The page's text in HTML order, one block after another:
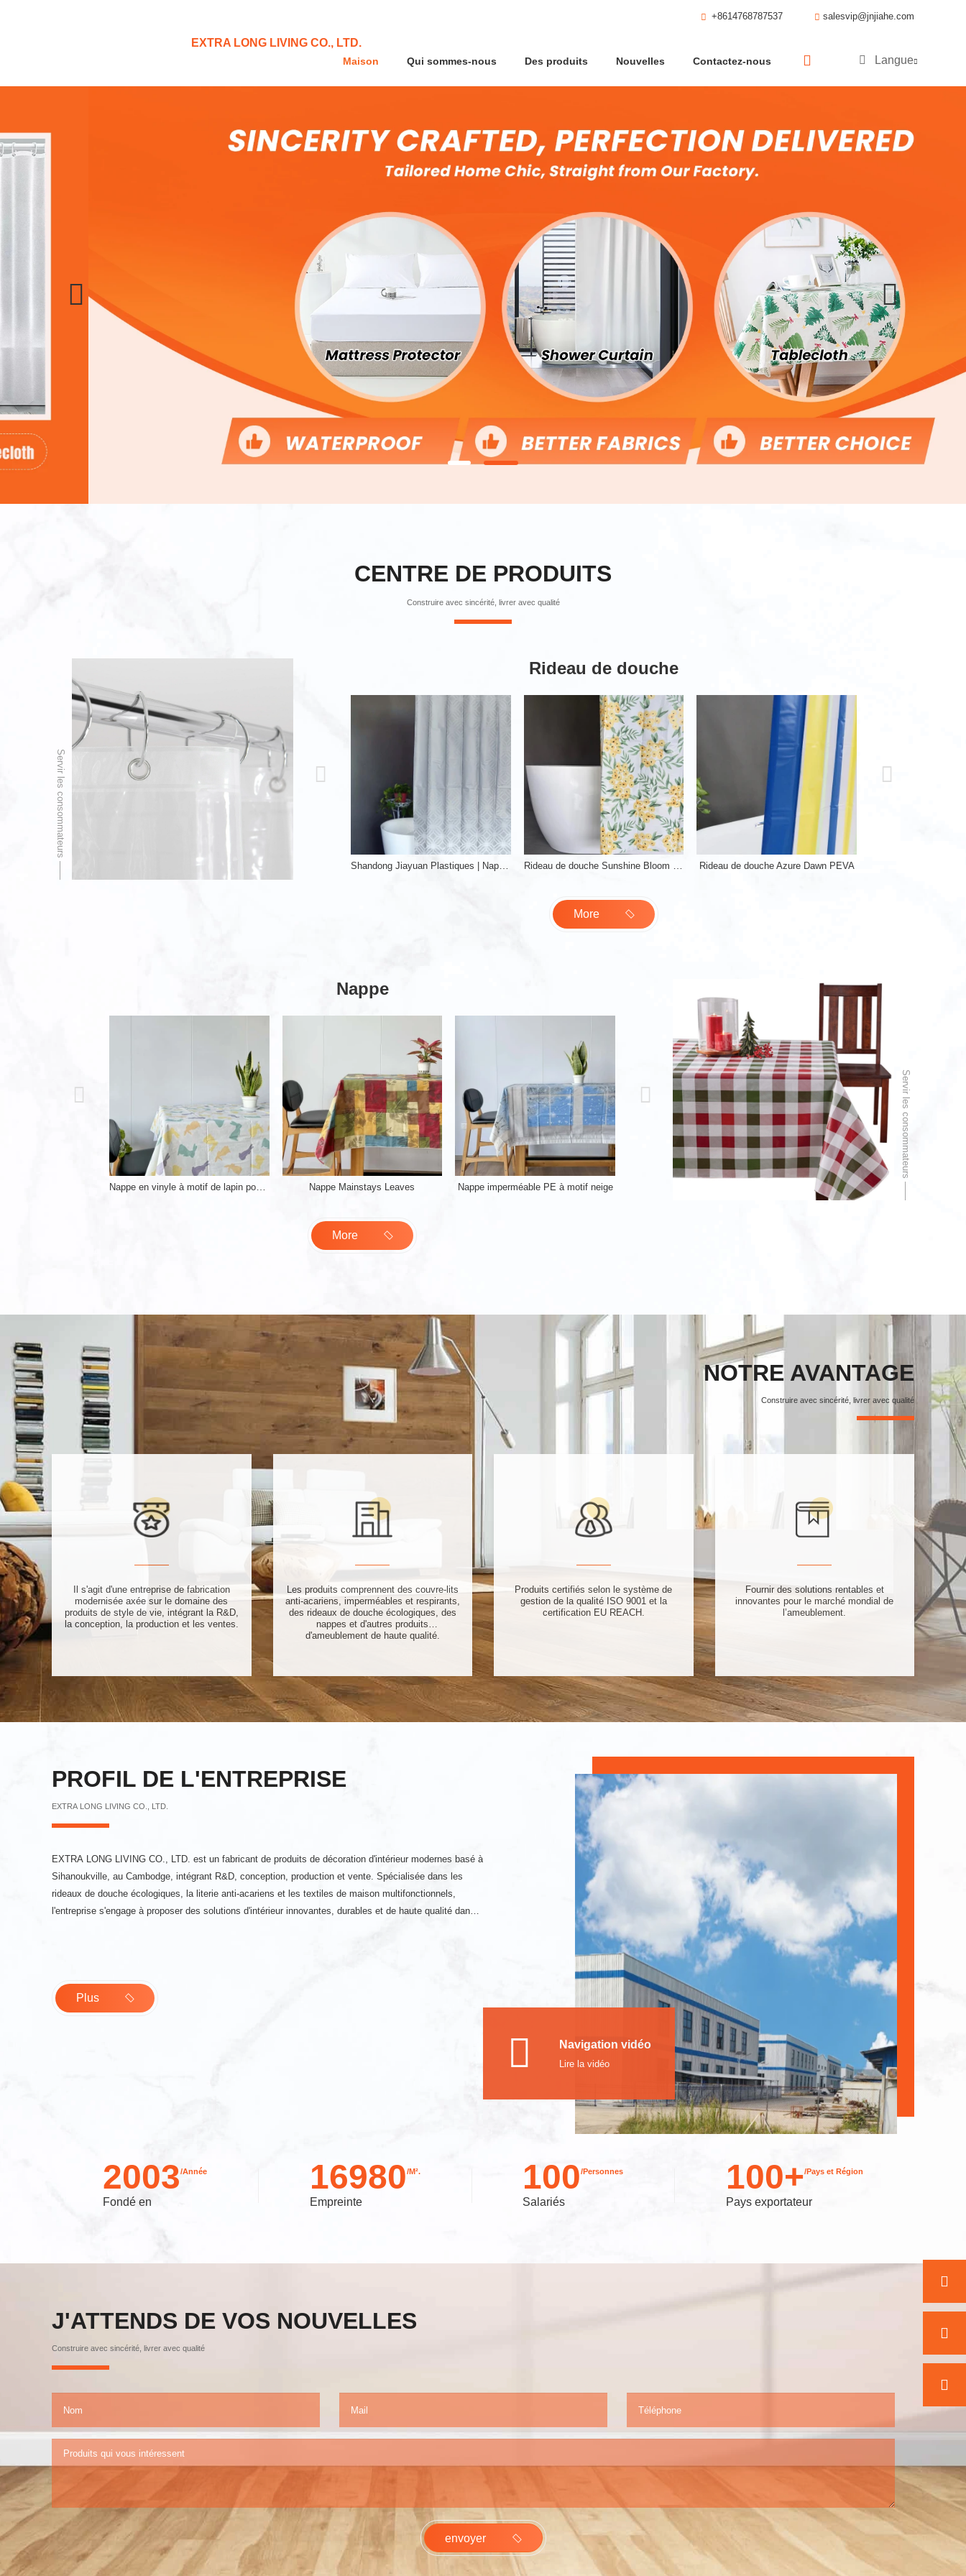
EXTRA LONG LIVING CO., LTD.
Maison Qui sommes-nous Des produits Nouvelles Contactez-nous
+8614768787537 salesvip@jnjiahe.com
Langue
CENTRE DE PRODUITS
Construire avec sincérité, livrer avec qualité
Servir les consommateurs ——
Rideau de douche
Rideau de douche Azure Dawn PEVA Shandong Jiayuan Plastiques | Nappe de rideau de douche en PVC PEVA, vente en gros d'usine Rideau de douche Azure Dawn PEVA
More
Servir les consommateurs ——
Nappe
Nappe en vinyle à motif de lapin pour enfants Nappe Mainstays Leaves Nappe imperméable PE à motif neige
More
NOTRE AVANTAGE
Construire avec sincérité, livrer avec qualité
Il s'agit d'une entreprise de fabrication
modernisée axée sur le domaine des
produits de style de vie, intégrant la R&D,
la conception, la production et les ventes.
Les produits comprennent des couvre-lits
anti-acariens, imperméables et respirants,
des rideaux de douche écologiques, des
nappes et d'autres produits
d'ameublement de haute qualité.
Produits certifiés selon le système de
gestion de la qualité ISO 9001 et la
certification EU REACH.
Fournir des solutions rentables et
innovantes pour le marché mondial de
l’ameublement.
PROFIL DE L'ENTREPRISE
EXTRA LONG LIVING CO., LTD.
EXTRA LONG LIVING CO., LTD. est un fabricant de produits de décoration d'intérieur modernes basé à
Sihanoukville, au Cambodge, intégrant R&D, conception, production et vente. Spécialisée dans les
rideaux de douche écologiques, la literie anti-acariens et les textiles de maison multifonctionnels,
l'entreprise s'engage à proposer des solutions d'intérieur innovantes, durables et de haute qualité dans
Plus
Navigation vidéo
Lire la vidéo
2003/Année
Fondé en
16980/M².
Empreinte
100/Personnes
Salariés
100+/Pays et Région
Pays exportateur
J'ATTENDS DE VOS NOUVELLES
Construire avec sincérité, livrer avec qualité
envoyer